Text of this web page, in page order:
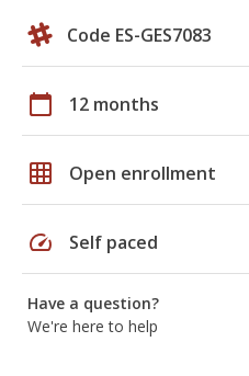
Code ES-GES7083
calendar_today 12 months
grid_on Open enrollment
speed Self paced
Have a question?
We're here to help